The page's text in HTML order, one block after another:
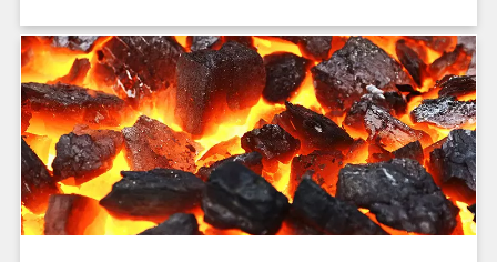
einfache Raman-Spektren auf, enthalten jedoch
eine Fülle von Informationen über interne
mikrokristalline Strukturen in Bezug auf
Peakposition, Form und relative Intensität.